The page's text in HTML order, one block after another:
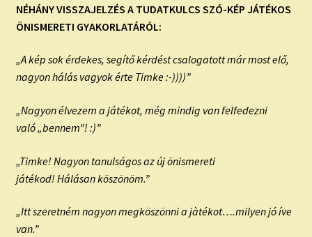
NÉHÁNY VISSZAJELZÉS A TUDATKULCS SZÓ-KÉP JÁTÉKOS
ÖNISMERETI GYAKORLATÁRÓL:
„A kép sok érdekes, segítő kérdést csalogatott már most elő,
nagyon hálás vagyok érte Timke :-))))”
„Nagyon élvezem a játékot, még mindig van felfedezni
való „bennem”! :)”
„Timke! Nagyon tanulságos az új önismereti
játékod! Hálásan köszönöm.”
„Itt szeretném nagyon megköszönni a jàtékot….milyen jó íve
van.”